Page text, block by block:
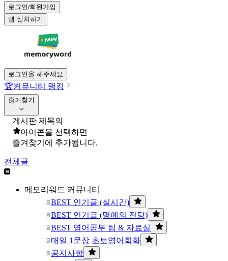
로그인/회원가입
앱 설치하기
로그인을 해주세요
🏆커뮤니티 랭킹
즐겨찾기
게시판 제목의
아이콘을 선택하면
즐겨찾기에 추가됩니다.
전체글
메모리워드 커뮤니티
BEST 인기글 (실시간)
BEST 인기글 (명예의 전당)
BEST 영어공부 팁 & 자료실
매일 1문장 초보영어회화
공지사항